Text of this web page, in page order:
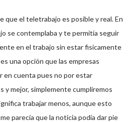
que el teletrabajo es posible y real. En
se contemplaba y te permitía seguir
en el trabajo sin estar fisicamente
una opción que las empresas
en cuenta pues no por estar
y mejor, simplemente cumpliremos
trabajar menos, aunque esto
parecía que la noticia podía dar pie